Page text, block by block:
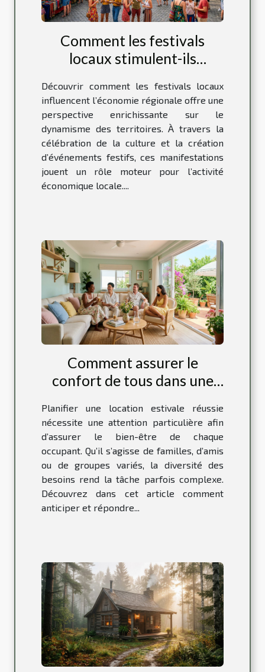
Comment les festivals
locaux stimulent-ils
Découvrir comment les festivals locaux
influencent l’économie régionale offre une
perspective enrichissante sur le
dynamisme des territoires. À travers la
célébration de la culture et la création
d’événements festifs, ces manifestations
jouent un rôle moteur pour l’activité
économique locale....
Comment assurer le
confort de tous dans une
Planifier une location estivale réussie
nécessite une attention particulière afin
d’assurer le bien-être de chaque
occupant. Qu’il s’agisse de familles, d’amis
ou de groupes variés, la diversité des
besoins rend la tâche parfois complexe.
Découvrez dans cet article comment
anticiper et répondre...